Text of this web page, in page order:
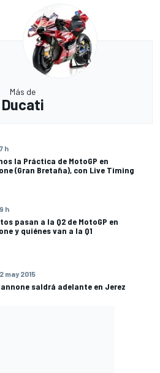
Más de
Ducati
7 h
la Práctica de MotoGP en
(Gran Bretaña), con Live Timing
9 h
pasan a la Q2 de MotoGP en
y quiénes van a la Q1
2 may 2015
saldrá adelante en Jerez